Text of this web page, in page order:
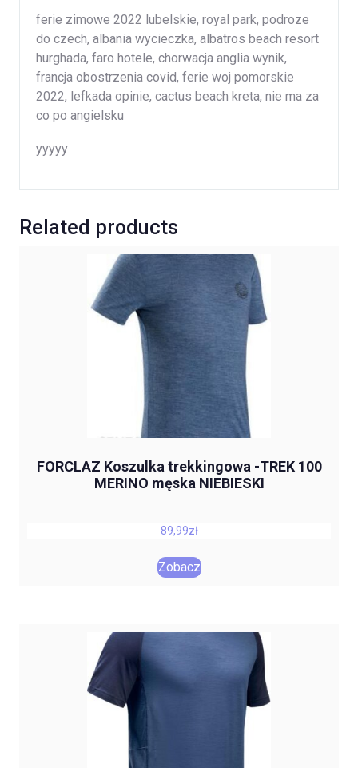
ferie zimowe 2022 lubelskie, royal park, podroze
do czech, albania wycieczka, albatros beach resort
hurghada, faro hotele, chorwacja anglia wynik,
francja obostrzenia covid, ferie woj pomorskie
2022, lefkada opinie, cactus beach kreta, nie ma za
co po angielsku
yyyyy
Related products
FORCLAZ Koszulka trekkingowa -TREK 100
MERINO męska NIEBIESKI
89,99zł
Zobacz